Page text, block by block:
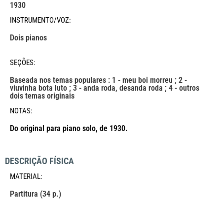
1930
INSTRUMENTO/VOZ:
Dois pianos
SEÇÕES:
Baseada nos temas populares : 1 - meu boi morreu ; 2 -
viuvinha bota luto ; 3 - anda roda, desanda roda ; 4 - outros
dois temas originais
NOTAS:
Do original para piano solo, de 1930.
DESCRIÇÃO FÍSICA
MATERIAL:
Partitura (34 p.)